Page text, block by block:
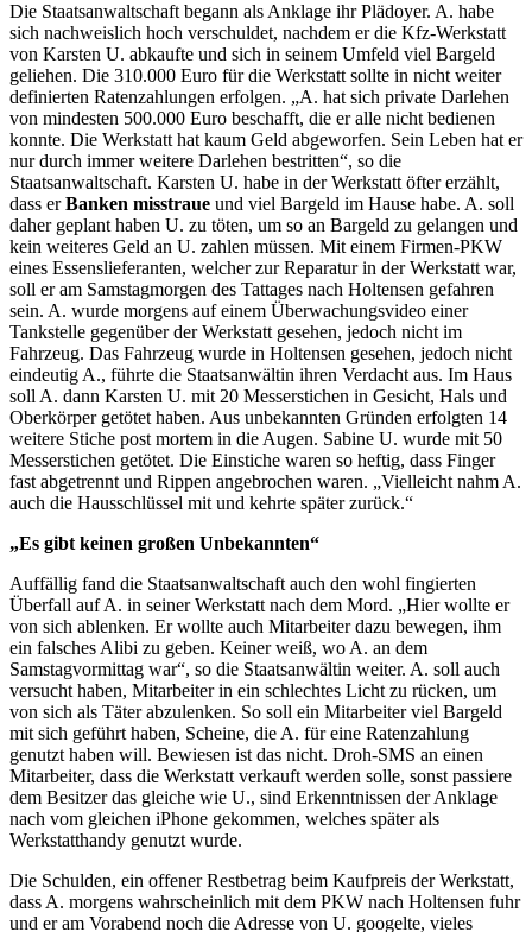
Die Staatsanwaltschaft begann als Anklage ihr Plädoyer. A. habe
sich nachweislich hoch verschuldet, nachdem er die Kfz-Werkstatt
von Karsten U. abkaufte und sich in seinem Umfeld viel Bargeld
geliehen. Die 310.000 Euro für die Werkstatt sollte in nicht weiter
definierten Ratenzahlungen erfolgen. „A. hat sich private Darlehen
von mindesten 500.000 Euro beschafft, die er alle nicht bedienen
konnte. Die Werkstatt hat kaum Geld abgeworfen. Sein Leben hat er
nur durch immer weitere Darlehen bestritten“, so die
Staatsanwaltschaft. Karsten U. habe in der Werkstatt öfter erzählt,
dass erBanken misstraue und viel Bargeld im Hause habe. A. soll
daher geplant haben U. zu töten, um so an Bargeld zu gelangen und
kein weiteres Geld an U. zahlen müssen. Mit einem Firmen-PKW
eines Essenslieferanten, welcher zur Reparatur in der Werkstatt war,
soll er am Samstagmorgen des Tattages nach Holtensen gefahren
sein. A. wurde morgens auf einem Überwachungsvideo einer
Tankstelle gegenüber der Werkstatt gesehen, jedoch nicht im
Fahrzeug. Das Fahrzeug wurde in Holtensen gesehen, jedoch nicht
eindeutig A., führte die Staatsanwältin ihren Verdacht aus. Im Haus
soll A. dann Karsten U. mit 20 Messerstichen in Gesicht, Hals und
Oberkörper getötet haben. Aus unbekannten Gründen erfolgten 14
weitere Stiche post mortem in die Augen. Sabine U. wurde mit 50
Messerstichen getötet. Die Einstiche waren so heftig, dass Finger
fast abgetrennt und Rippen angebrochen waren. „Vielleicht nahm A.
auch die Hausschlüssel mit und kehrte später zurück.“
„Es gibt keinen großen Unbekannten“
Auffällig fand die Staatsanwaltschaft auch den wohl fingierten
Überfall auf A. in seiner Werkstatt nach dem Mord. „Hier wollte er
von sich ablenken. Er wollte auch Mitarbeiter dazu bewegen, ihm
ein falsches Alibi zu geben. Keiner weiß, wo A. an dem
Samstagvormittag war“, so die Staatsanwältin weiter. A. soll auch
versucht haben, Mitarbeiter in ein schlechtes Licht zu rücken, um
von sich als Täter abzulenken. So soll ein Mitarbeiter viel Bargeld
mit sich geführt haben, Scheine, die A. für eine Ratenzahlung
genutzt haben will. Bewiesen ist das nicht. Droh-SMS an einen
Mitarbeiter, dass die Werkstatt verkauft werden solle, sonst passiere
dem Besitzer das gleiche wie U., sind Erkenntnissen der Anklage
nach vom gleichen iPhone gekommen, welches später als
Werkstatthandy genutzt wurde.
Die Schulden, ein offener Restbetrag beim Kaufpreis der Werkstatt,
dass A. morgens wahrscheinlich mit dem PKW nach Holtensen fuhr
und er am Vorabend noch die Adresse von U. googelte, vieles